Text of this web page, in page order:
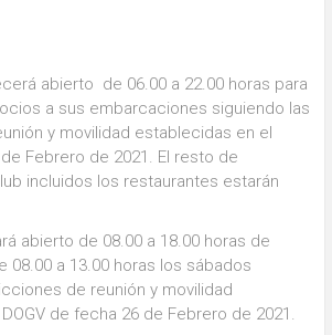
abierto de 06.00 a 22.00 horas para
a sus embarcaciones siguiendo las
y movilidad establecidas en el
Febrero de 2021. El resto de
incluidos los restaurantes estarán
abierto de 08.00 a 18.00 horas de
08.00 a 13.00 horas los sábados
de reunión y movilidad
de fecha 26 de Febrero de 2021.